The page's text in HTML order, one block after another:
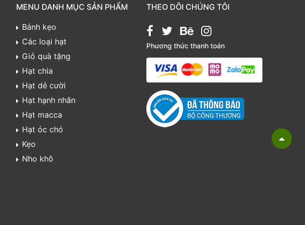
MENU DANH MỤC SẢN PHẨM
Bánh kẹo
Các loại hạt
Giỏ quà tặng
Hạt chia
Hạt dẻ cười
Hạt hạnh nhân
Hạt macca
Hạt óc chó
Kẹo
Nho khô
THEO DÕI CHÚNG TÔI
Phương thức thanh toán